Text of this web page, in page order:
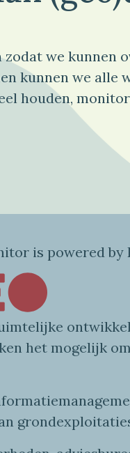
zodat we kunnen
kunnen we alle
houden,
is powered by
het mogelijk